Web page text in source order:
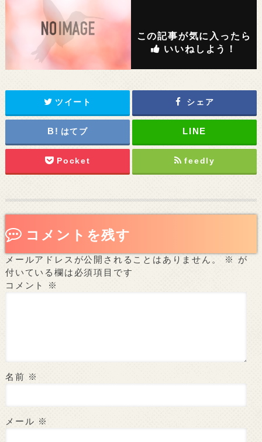
この記事が気に入ったら
いいねしよう！
ツイート シェア
はてブ
Pocket feedly
コメントを残す
メールアドレスが公開されることはありません。 ※
が
付いている欄は必須項目です
コメント
※
名前 ※
メール ※